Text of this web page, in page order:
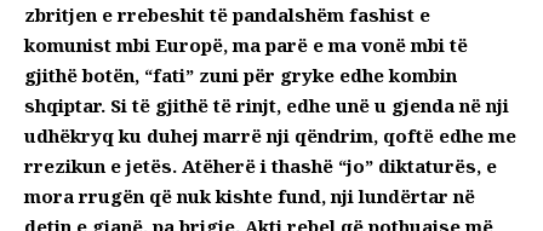
zbritjen e rrebeshit të pandalshëm fashist e
komunist mbi Europë, ma parë e ma vonë mbi të
gjithë botën, “fati” zuni për gryke edhe kombin
shqiptar. Si të gjithë të rinjt, edhe unë u gjenda në nji
udhëkryq ku duhej marrë nji qëndrim, qoftë edhe me
rrezikun e jetës. Atëherë i thashë “jo” diktaturës, e
mora rrugën që nuk kishte fund, nji lundërtar në
detin e gjanë, pa brigje. Akti rebel që pothuajse më